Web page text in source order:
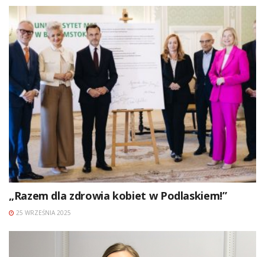
„Razem dla zdrowia kobiet w Podlaskiem!”
25 WRZEŚNIA 2025